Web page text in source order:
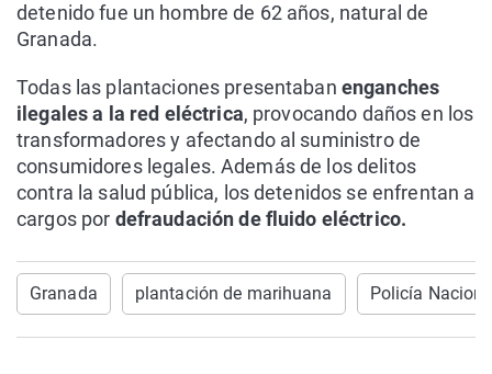
detenido fue un hombre de 62 años, natural de
Granada.
Todas las plantaciones presentaban enganches
ilegales a la red eléctrica, provocando daños en los
transformadores y afectando al suministro de
consumidores legales. Además de los delitos
contra la salud pública, los detenidos se enfrentan a
cargos por defraudación de fluido eléctrico.
Granada plantación de marihuana Policía